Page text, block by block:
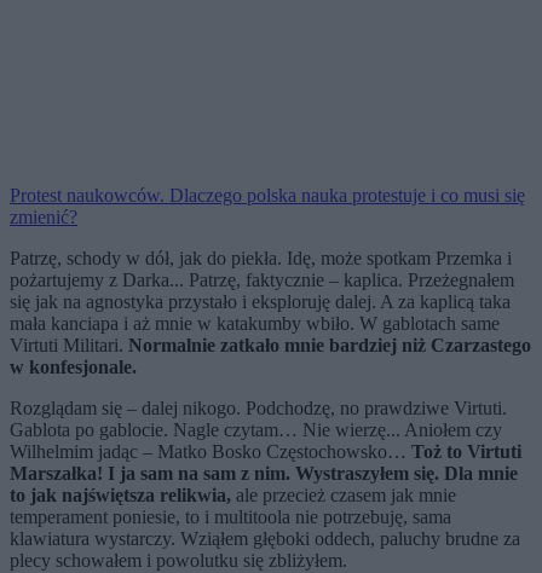
Protest naukowców. Dlaczego polska nauka protestuje i co musi się
zmienić?
Patrzę, schody w dół, jak do piekła. Idę, może spotkam Przemka i
pożartujemy z Darka... Patrzę, faktycznie – kaplica. Przeżegnałem
się jak na agnostyka przystało i eksploruję dalej. A za kaplicą taka
mała kanciapa i aż mnie w katakumby wbiło. W gablotach same
Virtuti Militari. Normalnie zatkało mnie bardziej niż Czarzastego
w konfesjonale.
Rozglądam się – dalej nikogo. Podchodzę, no prawdziwe Virtuti.
Gablota po gablocie. Nagle czytam… Nie wierzę... Aniołem czy
Wilhelmim jadąc – Matko Bosko Częstochowsko… Toż to Virtuti
Marszałka! I ja sam na sam z nim. Wystraszyłem się. Dla mnie
to jak najświętsza relikwia, ale przecież czasem jak mnie
temperament poniesie, to i multitoola nie potrzebuję, sama
klawiatura wystarczy. Wziąłem głęboki oddech, paluchy brudne za
plecy schowałem i powolutku się zbliżyłem.